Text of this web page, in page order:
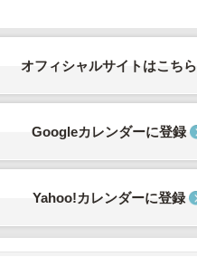
オフィシャルサイトはこちら
Googleカレンダーに登録
Yahoo!カレンダーに登録